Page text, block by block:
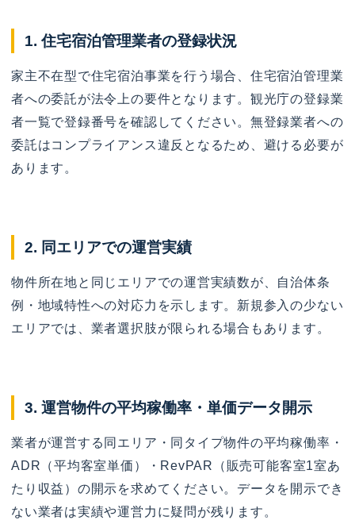
1. 住宅宿泊管理業者の登録状況
家主不在型で住宅宿泊事業を行う場合、住宅宿泊管理業
者への委託が法令上の要件となります。観光庁の登録業
者一覧で登録番号を確認してください。無登録業者への
委託はコンプライアンス違反となるため、避ける必要が
あります。
2. 同エリアでの運営実績
物件所在地と同じエリアでの運営実績数が、自治体条
例・地域特性への対応力を示します。新規参入の少ない
エリアでは、業者選択肢が限られる場合もあります。
3. 運営物件の平均稼働率・単価データ開示
業者が運営する同エリア・同タイプ物件の平均稼働率・
ADR（平均客室単価）・RevPAR（販売可能客室1室あ
たり収益）の開示を求めてください。データを開示でき
ない業者は実績や運営力に疑問が残ります。